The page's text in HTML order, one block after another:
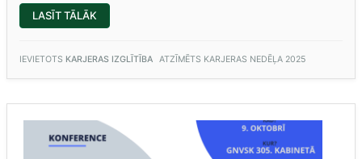
LASĪT TĀLĀK
IEPAZĪST
DARBU”
IEVIETOTS KARJERAS IZGLĪTĪBA ATZĪMĒTS KARJERAS NEDĒĻA 2025